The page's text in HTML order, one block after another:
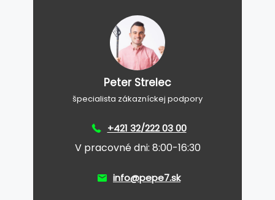
Peter Strelec
špecialista zákazníckej podpory
+421 32/222 03 00
V pracovné dni: 8:00-16:30
info@pepe7.sk